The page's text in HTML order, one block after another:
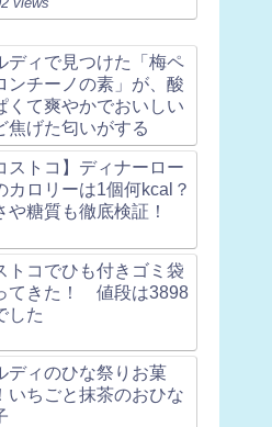
ディで見つけた「梅ペ
ンチーノの素」が、酸
くて爽やかでおいしい
焦げた匂いがする
ストコ】ディナーロー
カロリーは1個何kcal？
や糖質も徹底検証！
トコでひも付きゴミ袋
てきた！ 値段は3898
した
ディのひな祭りお菓
いちごと抹茶のおひな